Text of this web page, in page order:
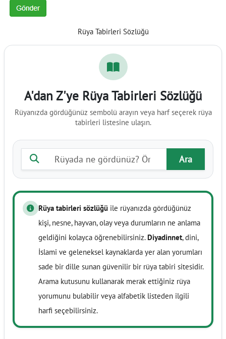
Rüya Tabirleri Sözlüğü
A'dan Z'ye Rüya Tabirleri Sözlüğü
Rüyanızda gördüğünüz sembolü arayın veya harf seçerek rüya
tabirleri listesine ulaşın.
Rüya tabiri ara
Ara
Rüya tabirleri sözlüğü ile rüyanızda gördüğünüz
kişi, nesne, hayvan, olay veya durumların ne anlama
geldiğini kolayca öğrenebilirsiniz. Diyadinnet, dini,
İslami ve geleneksel kaynaklarda yer alan yorumları
sade bir dille sunan güvenilir bir rüya tabiri sitesidir.
Arama kutusunu kullanarak merak ettiğiniz rüya
yorumunu bulabilir veya alfabetik listeden ilgili
harfi seçebilirsiniz.